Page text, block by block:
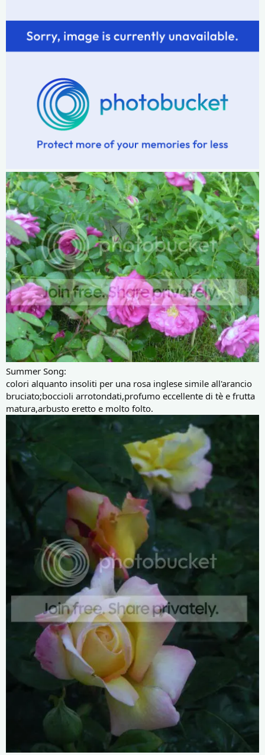
Summer Song:
colori alquanto insoliti per una rosa inglese simile all'arancio
bruciato;boccioli arrotondati,profumo eccellente di tè e frutta
matura,arbusto eretto e molto folto.